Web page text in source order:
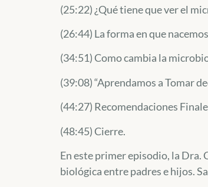
(25:22) ¿Qué tiene que ver el
(26:44) La forma en que
(34:51) Como cambia la
(39:08) “Aprendamos a Tomar
(44:27) Recomendaciones
(48:45) Cierre.
En este primer episodio, la Dra.
biológica entre padres e hijos.